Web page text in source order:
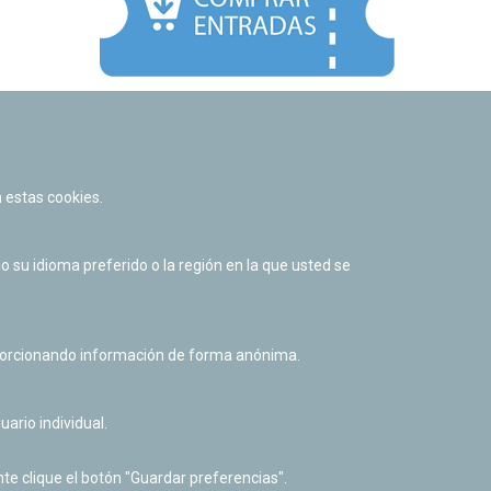
Política de cookies
Derecho de acceso a información pública
cookies.
su idioma preferido o la región en la que usted se
información de forma anónima.
individual.
clique el botón "Guardar preferencias".